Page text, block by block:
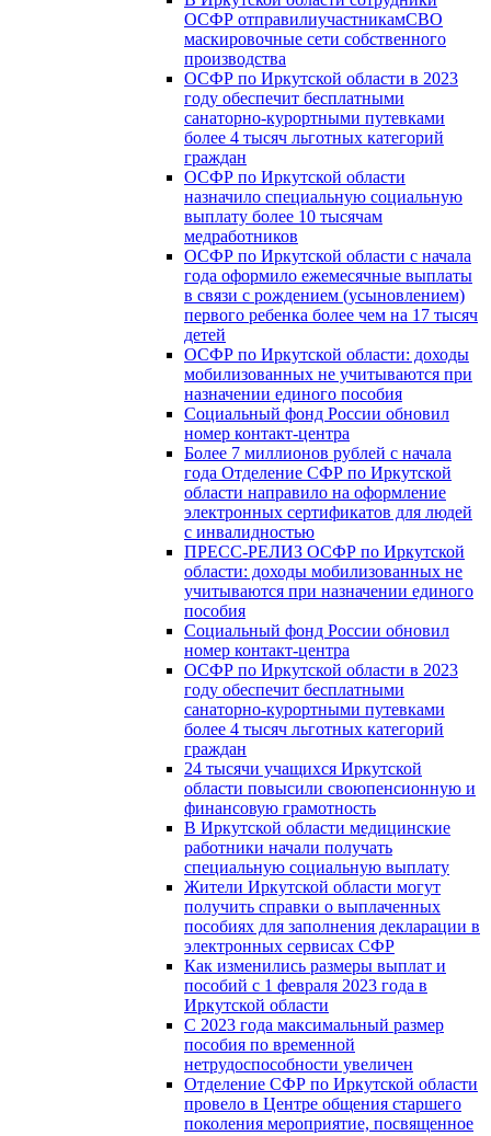
ОСФР отправилиучастникамСВО
маскировочные сети собственного
производства
ОСФР по Иркутской области в 2023
году обеспечит бесплатными
санаторно-курортными путевками
более 4 тысяч льготных категорий
граждан
ОСФР по Иркутской области
назначило специальную социальную
выплату более 10 тысячам
медработников
ОСФР по Иркутской области с начала
года оформило ежемесячные выплаты
в связи с рождением (усыновлением)
первого ребенка более чем на 17 тысяч
детей
ОСФР по Иркутской области: доходы
мобилизованных не учитываются при
назначении единого пособия
Социальный фонд России обновил
номер контакт-центра
Более 7 миллионов рублей с начала
года Отделение СФР по Иркутской
области направило на оформление
электронных сертификатов для людей
с инвалидностью
ПРЕСС-РЕЛИЗ ОСФР по Иркутской
области: доходы мобилизованных не
учитываются при назначении единого
пособия
Социальный фонд России обновил
номер контакт-центра
ОСФР по Иркутской области в 2023
году обеспечит бесплатными
санаторно-курортными путевками
более 4 тысяч льготных категорий
граждан
24 тысячи учащихся Иркутской
области повысили своюпенсионную и
финансовую грамотность
В Иркутской области медицинские
работники начали получать
специальную социальную выплату
Жители Иркутской области могут
получить справки о выплаченных
пособиях для заполнения декларации в
электронных сервисах СФР
Как изменились размеры выплат и
пособий с 1 февраля 2023 года в
Иркутской области
С 2023 года максимальный размер
пособия по временной
нетрудоспособности увеличен
Отделение СФР по Иркутской области
провело в Центре общения старшего
поколения мероприятие, посвященное